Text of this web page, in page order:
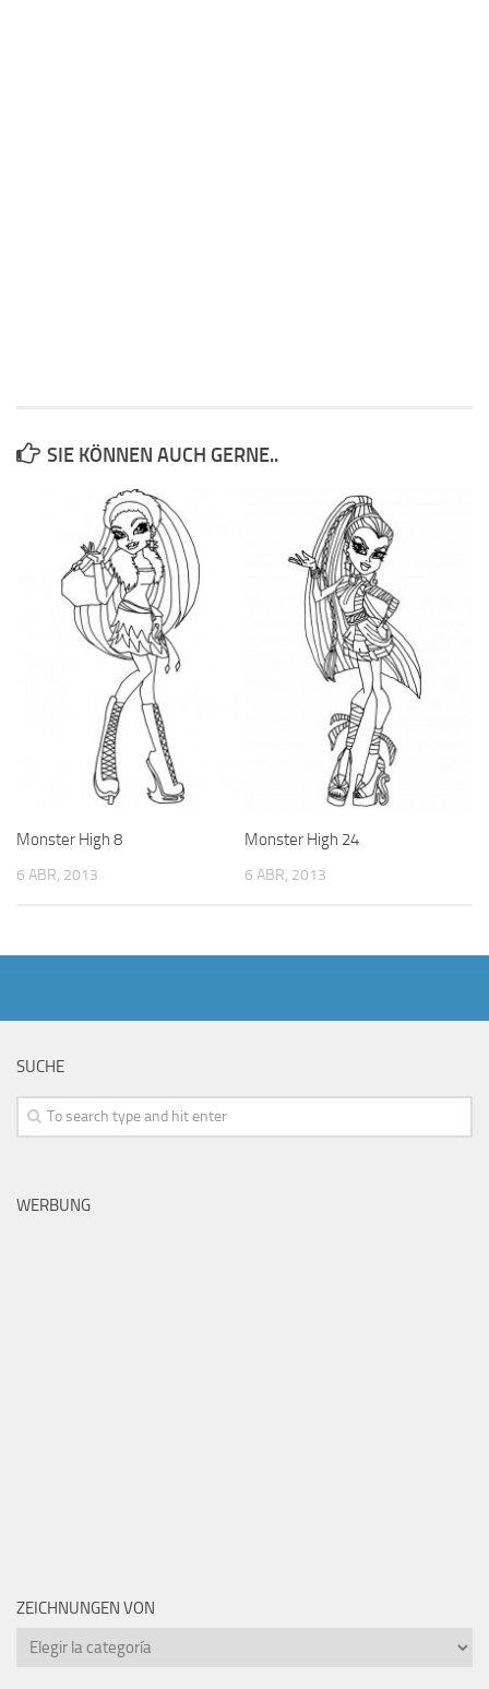
SIE KÖNNEN AUCH GERNE..
Monster High 8
6 ABR, 2013
Monster High 24
6 ABR, 2013
SUCHE
WERBUNG
ZEICHNUNGEN VON
Zeichnungen